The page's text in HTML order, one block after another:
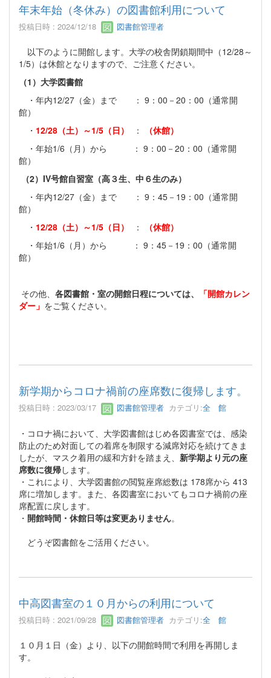
年末年始（冬休み）の図書館利用について
投稿日時 : 2024/12/18 図書館管理者
以下のように開館します。大学の校舎閉鎖期間中（12/28～
1/5）は休館となりますので、ご注意ください。
（1）大学図書館
・年内12/27（金）まで ： 9：00－20：00（通常開
館）
・ 12/28（土）～1/5（日） ：
（休館）
・年始1/6（月）から ： 9：00－20：00（通常開
館）
（2）IV号館自習室（高３生、中６生のみ）
・年内12/27（金）まで ： 9：45－19：00（通常開
館）
・ 12/28（土）～1/5（日） ：
（休館）
・年始1/6（月）から ： 9：45－19：00（通常開
館）
その他、 各図書館・室の開館日程については、
「開館カレン
ダー」 をご覧ください。
新学期からコロナ禍前の座席数に復帰します。
投稿日時 : 2023/03/17 図書館管理者 カテゴリ:全 館
・コロナ禍において、大学図書館はじめ各図書室では、感染
防止のため対面しての着席を制限する減席対応を続けてきま
したが、マスク着用の緩和方針を踏まえ、 新学期より元の座
席数に復帰します。
・これにより、大学図書館の閲覧座席総数は 178席から 413
席に増加します。また、各図書室においてもコロナ禍前の座
席配置に戻します。
・ 開館時間・休館日等は変更ありません。
どうぞ図書館をご活用ください。
中高図書室の１０月からの利用について
投稿日時 : 2021/09/28 図書館管理者 カテゴリ:全 館
１０月１日（金）より、以下の開館時間で利用を再開しま
す。